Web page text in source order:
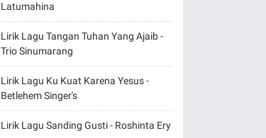
Latumahina
Lirik Lagu Tangan Tuhan Yang Ajaib -
Trio Sinumarang
Lirik Lagu Ku Kuat Karena Yesus -
Betlehem Singer's
Lirik Lagu Sanding Gusti - Roshinta Ery